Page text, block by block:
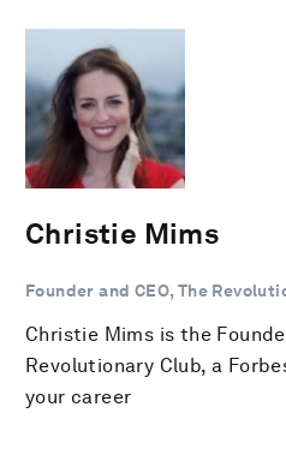
Christie Mims
Founder and CEO, The
Christie Mims is the
Revolutionary Club, a
your career